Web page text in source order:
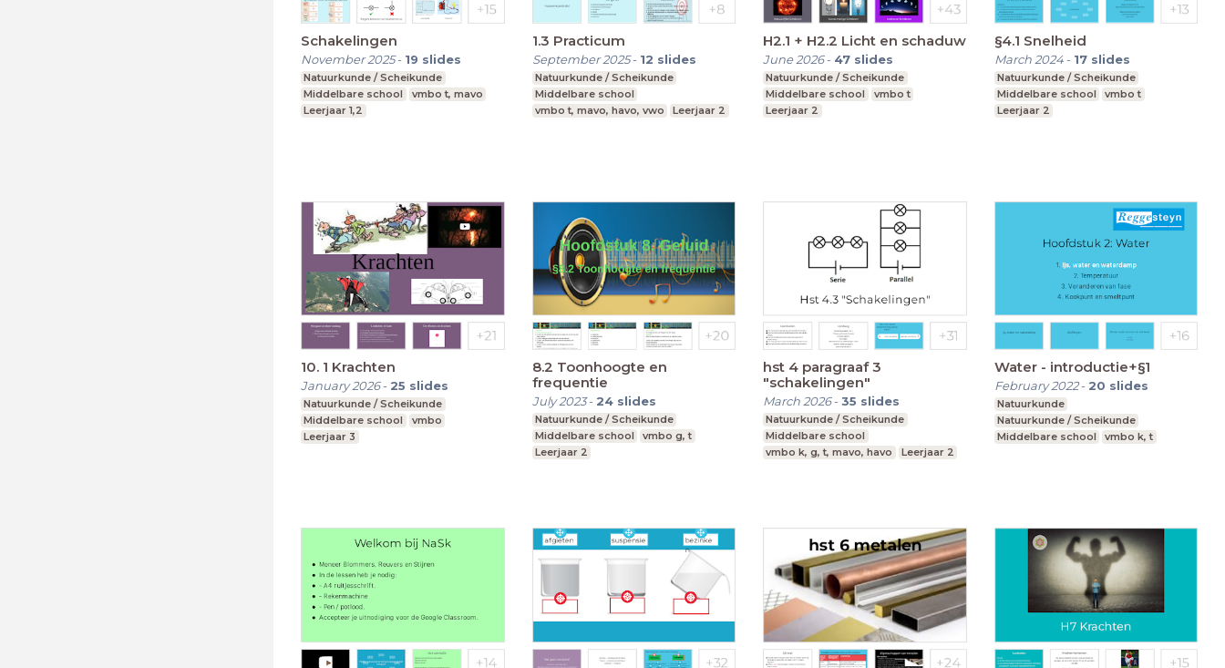
Schakelingen
November 2025- 19 slides
Natuurkunde / Scheikunde
Middelbare school
vmbo t, mavo
Leerjaar 1,2
1.3 Practicum
September 2025- 12 slides
Natuurkunde / Scheikunde
Middelbare school
vmbo t, mavo, havo, vwo
Leerjaar 2
H2.1 + H2.2 Licht en schaduw
June 2026- 47 slides
Natuurkunde / Scheikunde
Middelbare school
vmbo t
Leerjaar 2
§4.1 Snelheid
March 2024- 17 slides
Natuurkunde / Scheikunde
Middelbare school
vmbo t
Leerjaar 2
10. 1 Krachten
January 2026- 25 slides
Natuurkunde / Scheikunde
Middelbare school
vmbo
Leerjaar 3
8.2 Toonhoogte en
frequentie
July 2023- 24 slides
Natuurkunde / Scheikunde
Middelbare school
vmbo g, t
Leerjaar 2
hst 4 paragraaf 3
"schakelingen"
March 2026-35 slides
Natuurkunde / Scheikunde
Middelbare school
vmbo k, g, t, mavo, havo
Leerjaar 2
Water - introductie+§1
February 2022- 20 slides
Natuurkunde
Natuurkunde / Scheikunde
Middelbare school
vmbo k, t